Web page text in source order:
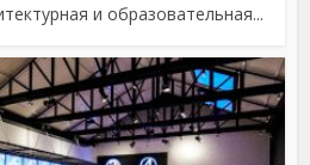
и образовательная...